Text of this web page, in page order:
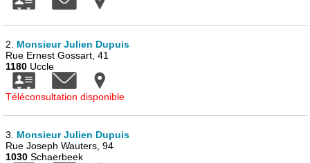
2. Monsieur Julien Dupuis
Rue Ernest Gossart, 41
1180 Uccle
Téléconsultation disponible
3. Monsieur Julien Dupuis
Rue Joseph Wauters, 94
1030 Schaerbeek